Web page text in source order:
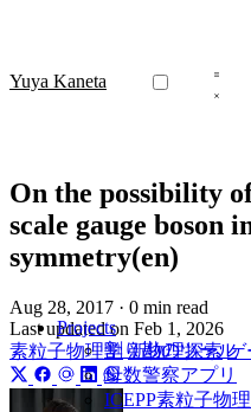
Yuya Kaneta
Projects
割り勘のツール
母数警察アプリ
ICEPP素粒子物
On the possibility
scale gauge boson
symmetry(en)
Aug 28, 2017 · 0 min read
Last updated on Feb 1, 2026
素粒子物理学 新物理探索 ゲ